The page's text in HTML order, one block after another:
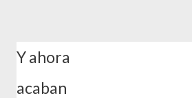
Y ahora
acaban